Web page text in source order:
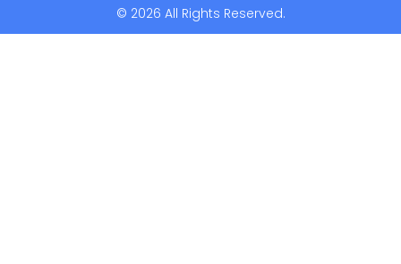
© 2026 All Rights Reserved.